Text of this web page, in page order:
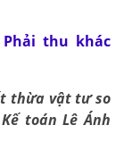
thu khác
thừa vật tư so
toán Lê Ánh